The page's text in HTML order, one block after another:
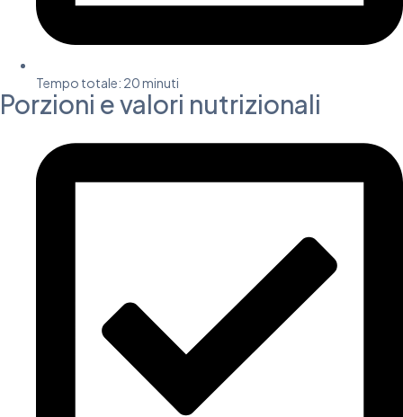
Tempo totale: 20 minuti​
Porzioni e valori nutrizionali